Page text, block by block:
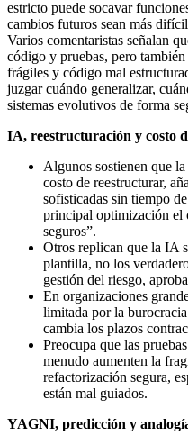
estricto puede socavar
cambios futuros sean más
Varios comentaristas señalan
código y pruebas, pero
frágiles y código mal
juzgar cuándo generalizar,
sistemas evolutivos de forma
IA, reestructuración y costo
Algunos sostienen que
costo de reestructurar,
sofisticadas sin tiempo
principal optimización el
seguros”.
Otros replican que la IA
plantilla, no los
gestión del riesgo,
En organizaciones
limitada por la
cambia los plazos
Preocupa que las
menudo aumenten la
refactorización segura,
están mal guiados.
YAGNI, predicción y